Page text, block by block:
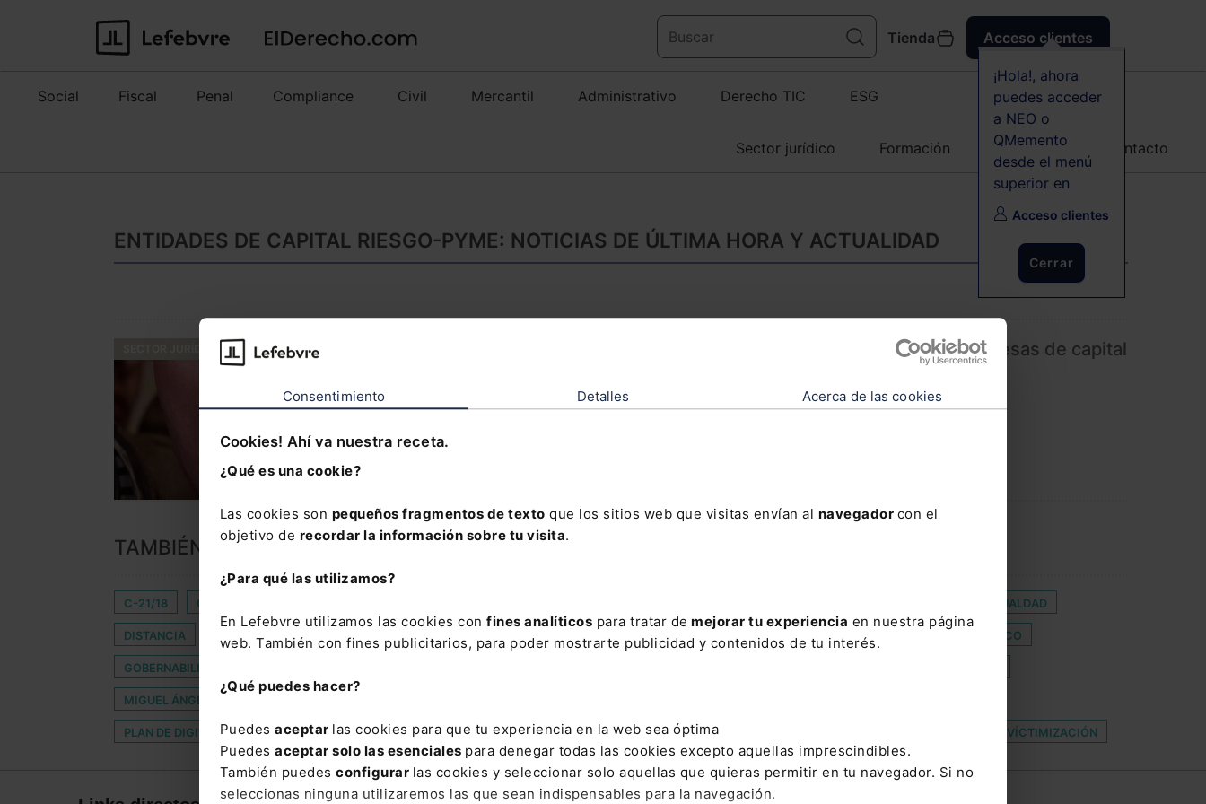
Consentimiento Detalles Acerca de las cookies
Cookies! Ahí va nuestra receta.
¿Qué es una cookie?
Las cookies son pequeños fragmentos de texto que los sitios web que visitas envían al navegador con el
objetivo de recordar la información sobre tu visita.
¿Para qué las utilizamos?
En Lefebvre utilizamos las cookies con fines analíticos para tratar de mejorar tu experiencia en nuestra página
web. También con fines publicitarios, para poder mostrarte publicidad y contenidos de tu interés.
¿Qué puedes hacer?
Puedes aceptar las cookies para que tu experiencia en la web sea óptima
Puedes aceptar solo las esenciales para denegar todas las cookies excepto aquellas imprescindibles.
También puedes configurar las cookies y seleccionar solo aquellas que quieras permitir en tu navegador. Si no
seleccionas ninguna utilizaremos las que sean indispensables para la navegación.
Tienda Acceso clientes
¡Hola!, ahora
puedes acceder
a NEO o
QMemento
desde el menú
superior en
Acceso clientes
Cerrar
Social Fiscal Penal Compliance Civil Mercantil Administrativo Derecho TIC ESG
Sector jurídico Formación Agenda Contacto
ENTIDADES DE CAPITAL RIESGO-PYME: NOTICIAS DE ÚLTIMA HORA Y ACTUALIDAD
El Gobierno impulsará la creación de empresas de capital
riesgo-pyme como financiación alternativa
TAMBIÉN TE PUEDE INTERESAR
C-21/18 CENTRO CONCERTADO DÍA DE LA IGUALDAD
DISTANCIA EDICTO JUDICIAL ELECCIONES GENERALES ENTONCES FUNDACIÓN ABOGACÍA Y DERECHOS HUMANOS GABINETE TÉCNICO
GOBERNABILIDAD
MIGUEL ÁNGEL CAÑADA
PLAN DE DIGITALIZACIÓN PREMIOS CENTENARIO DE LOS GRADUADOS SOCIALES PUBLICIDAD ABOGADOS VÍCTIMIZACIÓN